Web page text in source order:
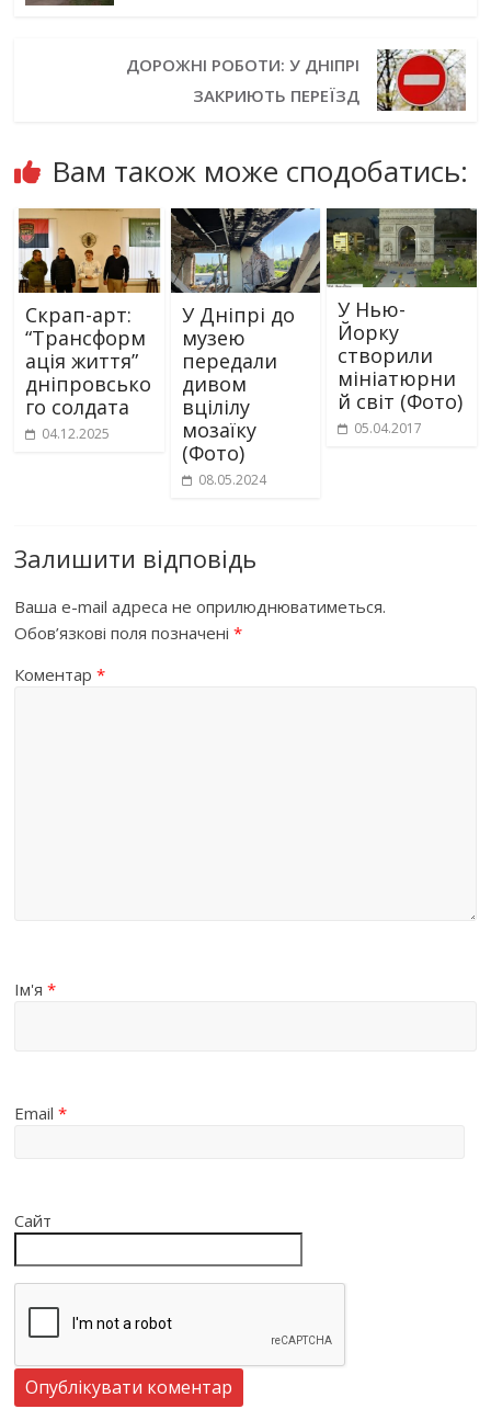
ДОРОЖНІ РОБОТИ: У ДНІПРІ
ЗАКРИЮТЬ ПЕРЕЇЗД
Вам також може сподобатись:
Скрап-арт:
“Трансформ
ація життя”
дніпровсько
го солдата
04.12.2025
У Дніпрі до
музею
передали
дивом
вцілілу
мозаїку
(Фото)
08.05.2024
У Нью-
Йорку
створили
мініатюрни
й світ (Фото)
05.04.2017
Залишити відповідь
Ваша e-mail адреса не оприлюднюватиметься.
Обов’язкові поля позначені*
Коментар*
Ім'я*
Email*
Сайт